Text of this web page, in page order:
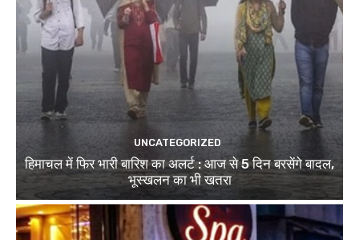
UNCATEGORIZED
हिमाचल में फिर भारी बारिश का अलर्ट : आज से 5 दिन बरसेंगे बादल,
भूस्खलन का भी खतरा